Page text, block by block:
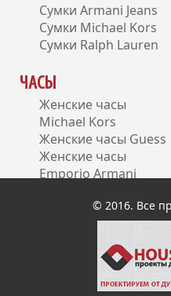
Сумки Armani Jeans
Сумки Michael Kors
Сумки Ralph Lauren
ЧАСЫ
Женские часы
Michael Kors
Женские часы Guess
Женские часы
Emporio Armani
© 2016. Все